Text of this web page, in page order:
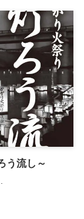
う流し～